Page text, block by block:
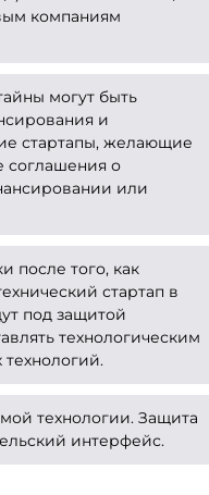
компаниям
могут быть
и
стартапы, желающие
соглашения о
или
после того, как
стартап в
под защитой
технологическим
технологии. Защита
интерфейс.